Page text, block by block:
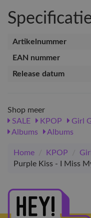
Artikelnummer
EAN nummer
Release datum
Shop meer
SALE
KPOP Girl
Albums
Albums
Home / KPOP /
Purple Kiss - I Miss